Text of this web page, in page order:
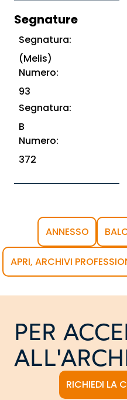
Segnature
Segnatura:
(Melis)
Numero:
93
Segnatura:
B
Numero:
372
ANNESSO
APRI, ARCHIVI
PER
RICHIEDI LA